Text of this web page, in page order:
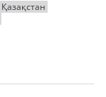
Қазақстан